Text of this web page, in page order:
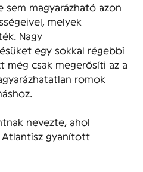
sem magyarázható azon
melyek
Nagy
egy sokkal régebbi
még csak megerősíti az a
romok
nevezte, ahol
gyanított